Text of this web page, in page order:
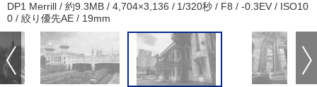
DP1 Merrill / 約9.3MB / 4,704×3,136 / 1/320秒 / F8 / -0.3EV / ISO10
0 / 絞り優先AE / 19mm